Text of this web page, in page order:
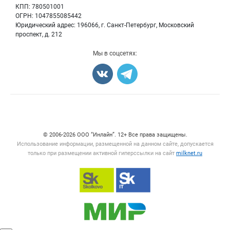
КПП: 780501001
ОГРН: 1047855085442
Юридический адрес: 196066, г. Санкт-Петербург, Московский
проспект, д. 212
Мы в соцсетях:
© 2006‑2026 ООО “Инлайн”. 12+ Все права защищены.
Использование информации, размещенной на данном сайте, допускается
только при размещении активной гиперссылки на сайт milknet.ru